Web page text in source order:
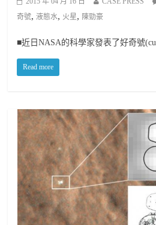
奇號,液態水, 火星, 陳勁豪
■近日NASA的科學家發表了好奇號(cu
Read more